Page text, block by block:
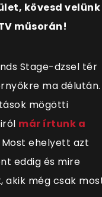
kövesd velünk
műsorán!
Stage-dzsel tér
ma délután.
mögötti
már írtunk a
Most ehelyett azt
eddig és mire
akik még csak